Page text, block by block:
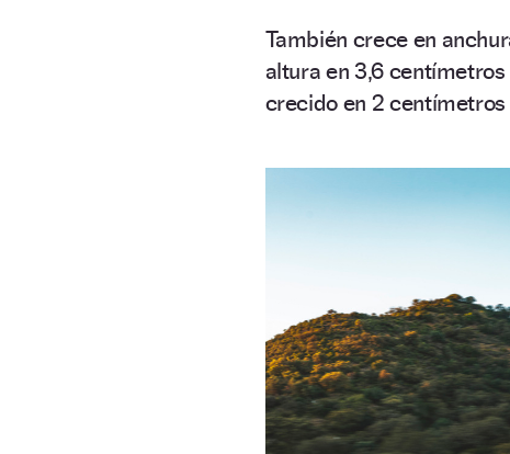
También crece en
altura en 3,6
crecido en 2 centímetros